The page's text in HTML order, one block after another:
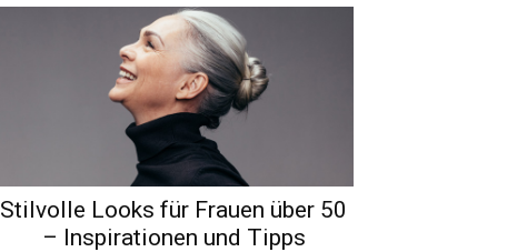
Stilvolle Looks für Frauen über 50
– Inspirationen und Tipps